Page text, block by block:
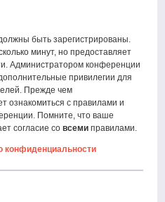
быть зарегистрированы.
минут, но предоставляет
Администратором конференции
привилегии для
Прежде чем
ознакомиться с правилами и
Помните, что ваше
согласие совсеми правилами.
конфиденциальности